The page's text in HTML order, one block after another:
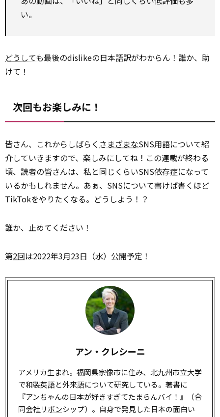
い。
どうしても最後のdislikeの日本語訳がわからん！誰か、助
けて！
次回もお楽しみに！
皆さん、これからしばらく さまざまなSNS用語について紹
介していきますので、楽しみにしてね！この連載が終わる
頃、読者の皆さんは、私と同じくらいSNS依存症になって
いるかもしれません。あぁ、SNSについて書けば書くほど
TikTokをやりたくなる。どうしよう！？
誰か、止めてください！
第2回は2022年3月23日（水）公開予定！
アン・クレシーニ
アメリカ生まれ。福岡県宗像市に住み、北九州市立大学
で和製英語と外来語について研究している。著書に
『アンちゃんの日本が好きすぎてたまらんバイ！』（合
同会社リボンシップ）。自身で発見した日本の面白い